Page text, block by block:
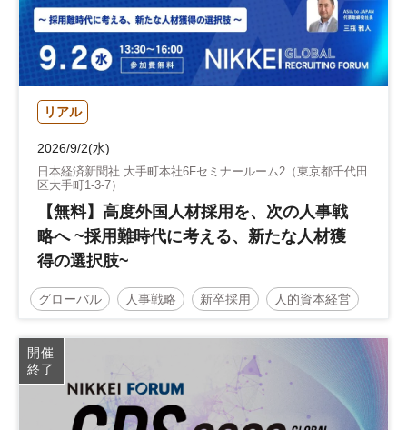
リアル
2026/9/2(水)
日本経済新聞社 大手町本社6Fセミナールーム2（東京都千代田
区大手町1-3-7）
【無料】高度外国人材採用を、次の人事戦
略へ ~採用難時代に考える、新たな人材獲
得の選択肢~
グローバル 人事戦略 新卒採用 人的資本経営
経営
人材採用
開催
終了